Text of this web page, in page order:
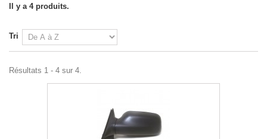
Il y a 4 produits.
Tri
Résultats 1 - 4 sur 4.